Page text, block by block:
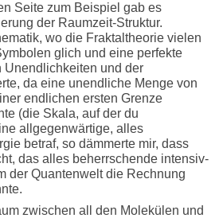
Seite zum Beispiel gab es
der Raumzeit-Struktur.
wo die Fraktaltheorie vielen
glich und eine perfekte
Unendlichkeiten und der
da eine unendliche Menge von
endlichen ersten Grenze
(die Skala, auf der du
allgegenwärtige, alles
betraf, so dämmerte mir, dass
das alles beherrschende intensiv-
der Quantenwelt die Rechnung
zwischen all den Molekülen und